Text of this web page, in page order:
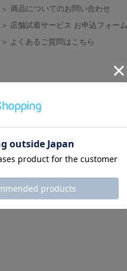
商品についてのお問い合わせ
店舗試着サービス お申込フォーム
よくあるご質問はこちら